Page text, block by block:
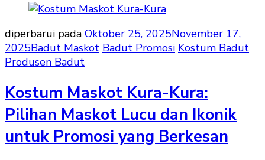
diperbarui pada Oktober 25, 2025November 17,
2025Badut Maskot Badut Promosi Kostum Badut
Produsen Badut
Kostum Maskot Kura-Kura:
Pilihan Maskot Lucu dan Ikonik
untuk Promosi yang Berkesan